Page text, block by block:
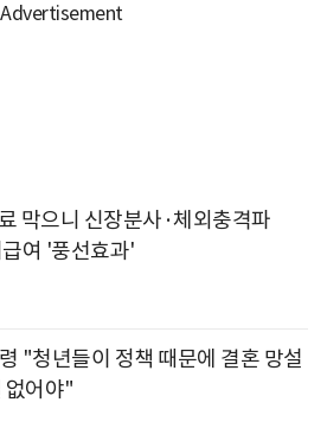
막으니 신장분사·체외충격파
여 '풍선효과'
"청년들이 정책 때문에 결혼 망설
없어야"